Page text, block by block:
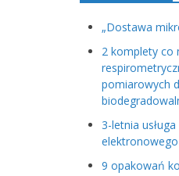
„Dostawa
2 komplety co
pomiarowych
3-letnia
elektronowego
9 opakowań